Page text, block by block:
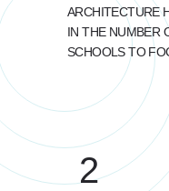
ARCHITECTURE
IN THE NUMBER
SCHOOLS TO
2